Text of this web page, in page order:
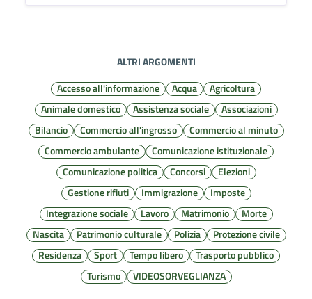
ALTRI ARGOMENTI
Accesso all'informazione
Acqua
Agricoltura
Animale domestico
Assistenza sociale
Associazioni
Bilancio
Commercio all'ingrosso
Commercio al minuto
Commercio ambulante
Comunicazione istituzionale
Comunicazione politica
Concorsi
Elezioni
Gestione rifiuti
Immigrazione
Imposte
Integrazione sociale
Lavoro Matrimonio
Morte
Nascita
Patrimonio culturale Polizia
Protezione civile
Residenza
Sport Tempo libero
Trasporto pubblico
Turismo
VIDEOSORVEGLIANZA